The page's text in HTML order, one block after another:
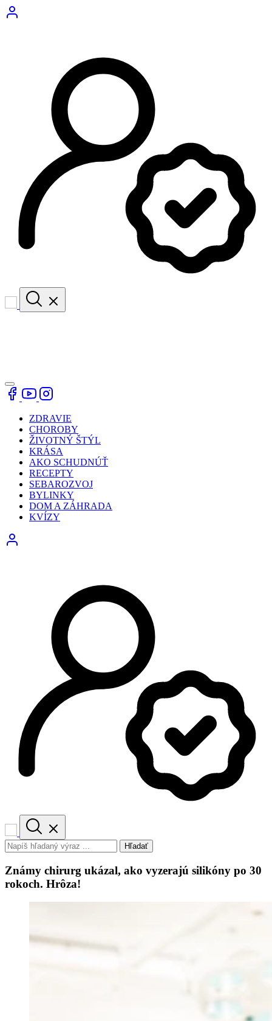
ZDRAVIE
CHOROBY
ŽIVOTNÝ ŠTÝL
KRÁSA
AKO SCHUDNÚŤ
RECEPTY
SEBAROZVOJ
BYLINKY
DOM A ZÁHRADA
KVÍZY
Hľadať
Známy chirurg ukázal, ako vyzerajú silikóny po 30
rokoch. Hrôza!